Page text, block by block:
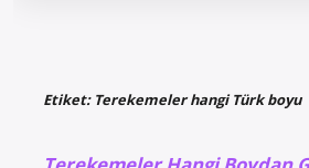
Etiket: Terekemeler hangi Türk boyu